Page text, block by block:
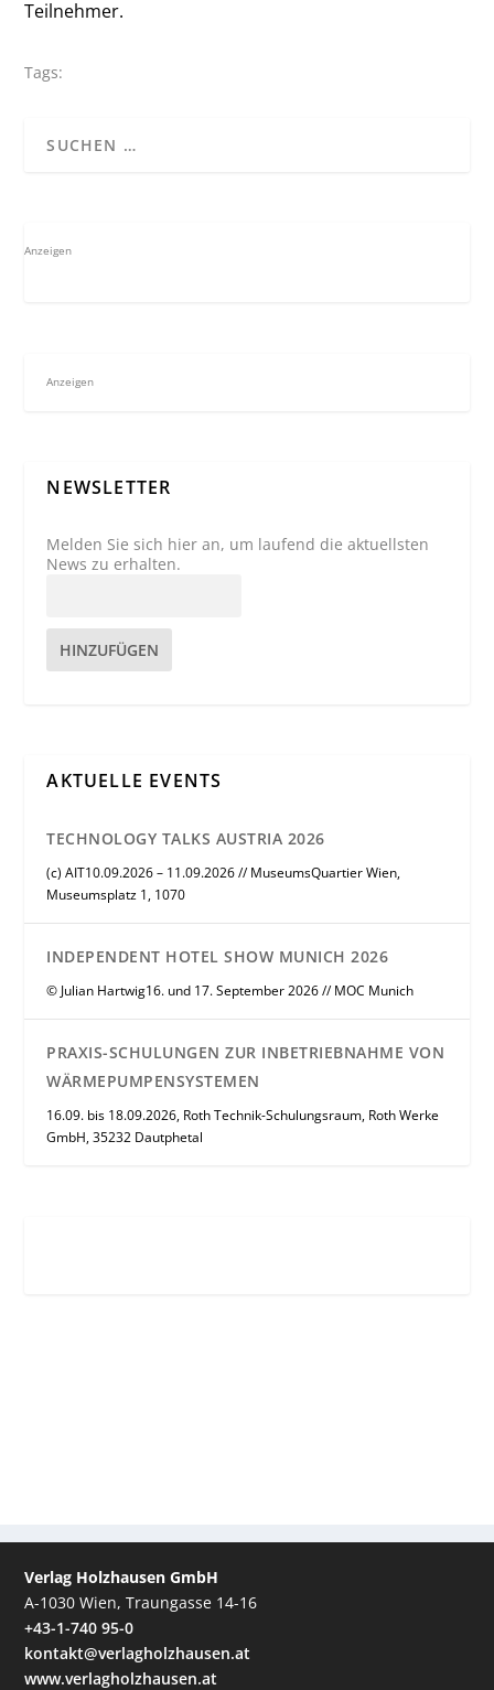
Teilnehmer.
Tags:
Anzeigen
Anzeigen
NEWSLETTER
Melden Sie sich hier an, um laufend die aktuellsten
News zu erhalten.
HINZUFÜGEN
AKTUELLE EVENTS
TECHNOLOGY TALKS AUSTRIA 2026
(c) AIT10.09.2026 – 11.09.2026 // MuseumsQuartier Wien,
Museumsplatz 1, 1070
INDEPENDENT HOTEL SHOW MUNICH 2026
© Julian Hartwig16. und 17. September 2026 // MOC Munich
PRAXIS-SCHULUNGEN ZUR INBETRIEBNAHME VON
WÄRMEPUMPENSYSTEMEN
16.09. bis 18.09.2026, Roth Technik-Schulungsraum, Roth Werke
GmbH, 35232 Dautphetal
Verlag Holzhausen GmbH
A-1030 Wien, Traungasse 14-16
+43-1-740 95-0
kontakt@verlagholzhausen.at
www.verlagholzhausen.at